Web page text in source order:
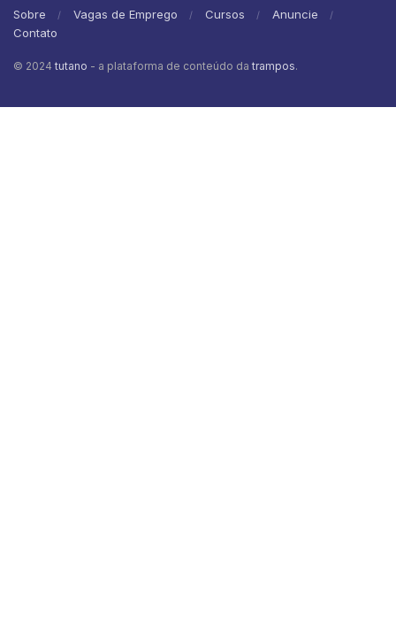
Sobre Vagas de Emprego Cursos
Anuncie
Contato
© 2024 tutano - a plataforma de conteúdo da trampos.